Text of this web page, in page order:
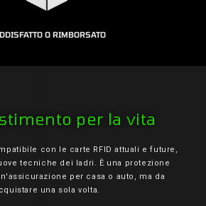
O RIMBORSATO
per la vita
con le carte RFID attuali e future,
tecniche dei ladri. È una protezione
per casa o auto, ma da
una sola volta.